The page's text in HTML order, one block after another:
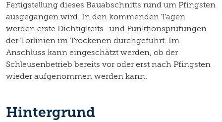
Fertigstellung dieses Bauabschnitts rund um Pfingsten
ausgegangen wird. In den kommenden Tagen
werden erste Dichtigkeits- und Funktionsprüfungen
der Torlinien im Trockenen durchgeführt. Im
Anschluss kann eingeschätzt werden, ob der
Schleusenbetrieb bereits vor oder erst nach Pfingsten
wieder aufgenommen werden kann.
Hintergrund